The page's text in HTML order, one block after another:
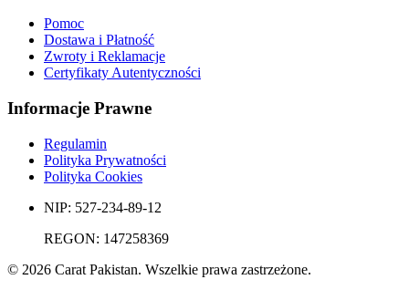
Pomoc
Dostawa i Płatność
Zwroty i Reklamacje
Certyfikaty Autentyczności
Informacje Prawne
Regulamin
Polityka Prywatności
Polityka Cookies
NIP: 527-234-89-12
REGON: 147258369
© 2026 Carat Pakistan. Wszelkie prawa zastrzeżone.